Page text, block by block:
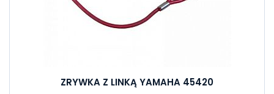
ZRYWKA Z LINKĄ YAMAHA 45420